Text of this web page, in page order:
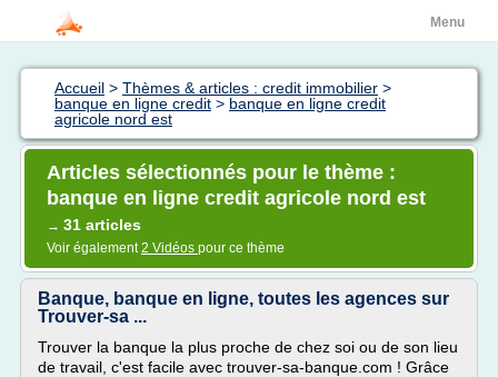
Menu
Accueil > Thèmes & articles : credit immobilier >
banque en ligne credit > banque en ligne credit
agricole nord est
Articles sélectionnés pour le thème :
banque en ligne credit agricole nord est
→ 31 articles
Voir également2 Vidéos pour ce thème
Banque, banque en ligne, toutes les agences sur
Trouver-sa ...
Trouver la banque la plus proche de chez soi ou de son lieu
de travail, c'est facile avec trouver-sa-banque.com ! Grâce